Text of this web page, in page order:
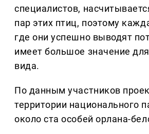
специалистов,
пар этих птиц, поэтому
где они успешно выводят
имеет большое значение
вида.
По данным участников
территории национального
около ста особей орлана-